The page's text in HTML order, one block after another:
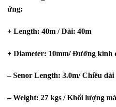
ứng:
+ Length: 40m / Dài: 40m
+ Diameter: 10mm/ Đường kính
– Senor Length: 3.0m/ Chiều dài
– Weight: 27 kgs / Khối lượng